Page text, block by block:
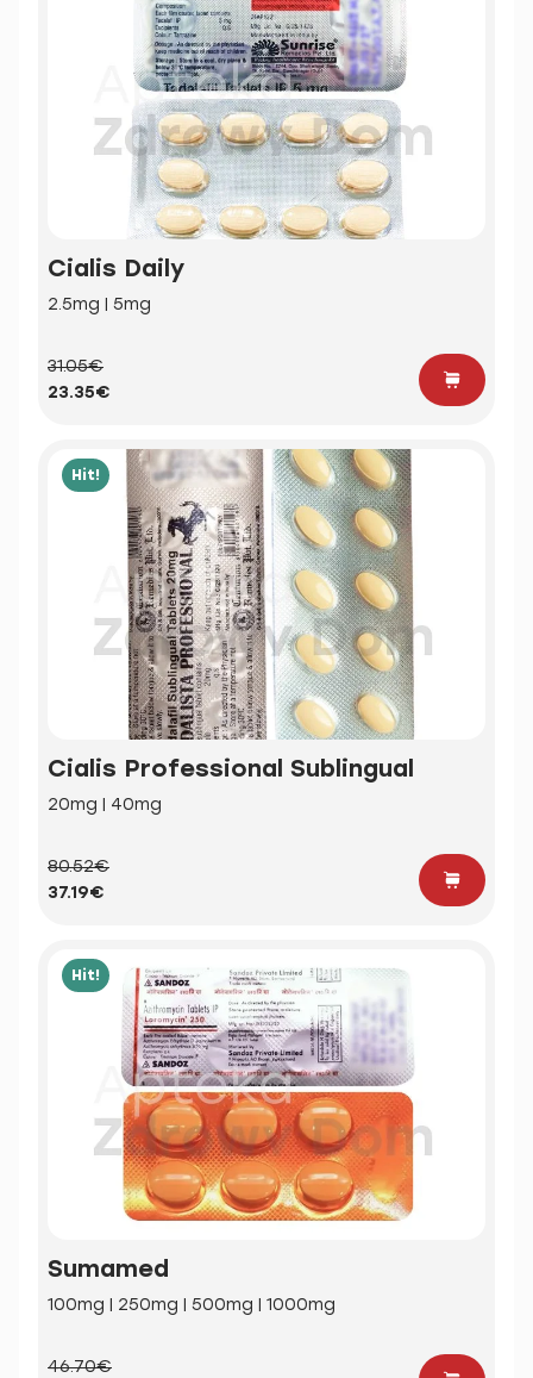
Cialis Daily
2.5mg | 5mg
31.05€
23.35€
Hit!
Cialis Professional Sublingual
20mg | 40mg
80.52€
37.19€
Hit!
Sumamed
100mg | 250mg | 500mg | 1000mg
46.70€